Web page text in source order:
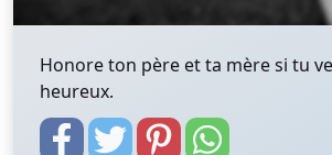
Honore ton père et ta mère si tu
heureux.